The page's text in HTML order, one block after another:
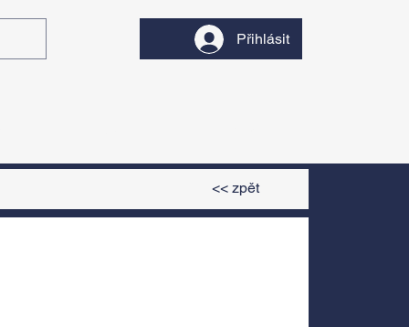
Přihlásit
<< zpět